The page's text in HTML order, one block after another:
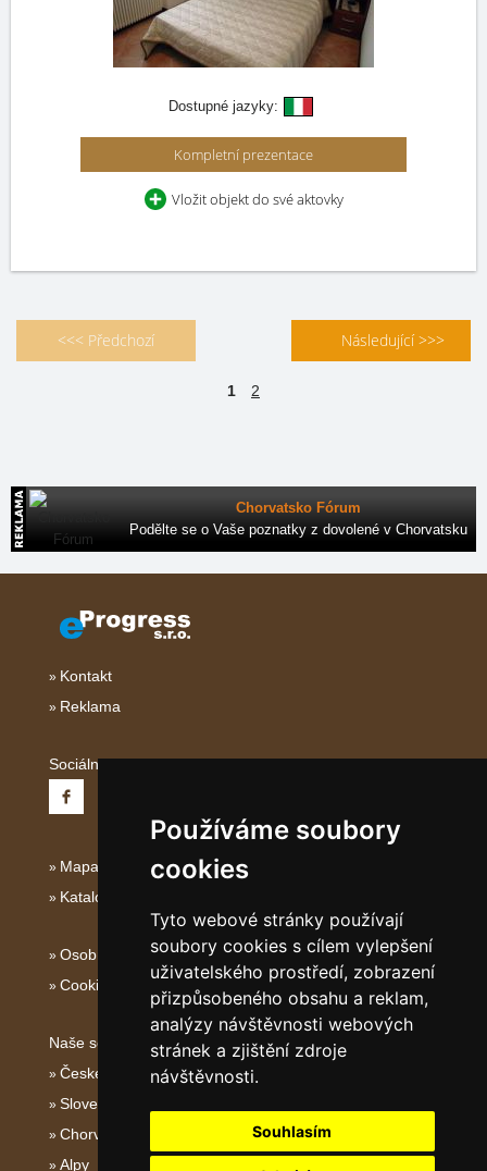
Používáme soubory
cookies
Tyto webové stránky používají
soubory cookies s cílem vylepšení
uživatelského prostředí, zobrazení
přizpůsobeného obsahu a reklam,
analýzy návštěvnosti webových
stránek a zjištění zdroje
návštěvnosti.
Souhlasím
Dostupné jazyky:
Kompletní prezentace
Vložit objekt do své aktovky
<<< Předchozí Následující >>>
1 2
Chorvatsko Fórum
Podělte se o Vaše poznatky z dovolené v Chorvatsku
Kontakt
Reklama
Sociální sítě:
Mapa serveru Severní Itálie
Katalog ubytování
Osobní údaje
Cookies
Naše servery:
České hory
Slovenské hory
Chorvatsko
Alpy